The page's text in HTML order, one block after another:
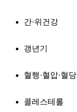
간·위건강
갱년기
혈행·혈압·혈당
콜레스테롤